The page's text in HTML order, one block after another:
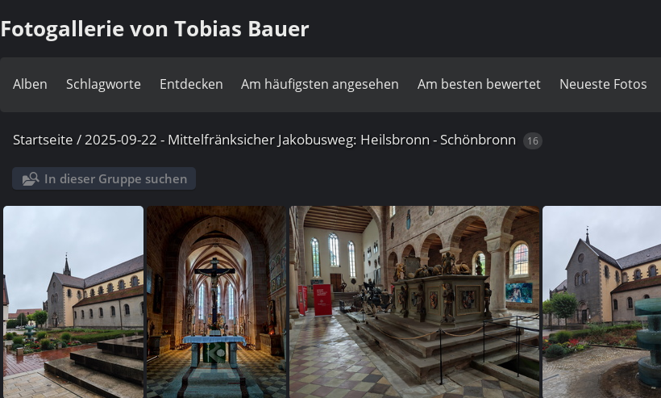
Fotogallerie von Tobias Bauer
Alben Schlagworte Entdecken Am häufigsten angesehen Am besten bewertet Neueste Fotos
Startseite /2025-09-22 - Mittelfränksicher Jakobusweg: Heilsbronn - Schönbronn 16
In dieser Gruppe suchen